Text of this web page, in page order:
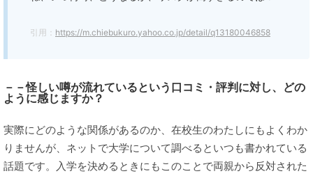
引用： https://m.chiebukuro.yahoo.co.jp/detail/q13180046858
－－怪しい噂が流れているという口コミ・評判に対し、どの
ように感じますか？
実際にどのような関係があるのか、在校生のわたしにもよくわか
りませんが、ネットで大学について調べるといつも書かれている
話題です。入学を決めるときにもこのことで両親から反対された